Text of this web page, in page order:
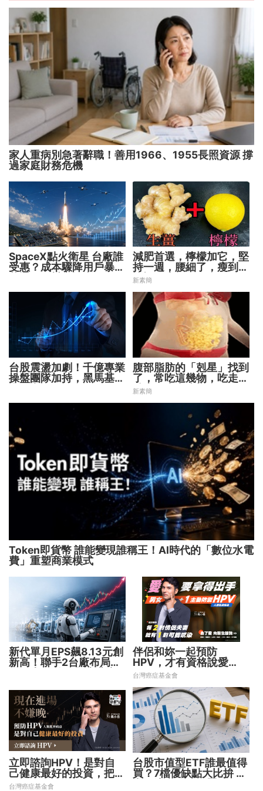
家人重病別急著辭職！善用1966、1955長照資源 撐
過家庭財務危機
SpaceX點火衛星 台廠誰
受惠？成本驟降用戶暴增
減肥首選，檸檬加它，堅
持一週，腰細了，瘦到你
懷疑人生
新素簡
台股震盪加劇！千億專業
操盤團隊加持，黑馬基金
腹部脂肪的「剋星」找到
了，常吃這幾物，吃走大
肚囊，瘦出小蠻腰
新素簡
Token即貨幣 誰能變現誰稱王！AI時代的「數位水電
費」重塑商業模式
新代單月EPS飆8.13元創
新高！聯手2台廠布局機
伴侶和妳一起預防
HPV，才有資格說愛
妳！
台灣癌症基金會
立即諮詢HPV！是對自
己健康最好的投資，把握
現在不嫌晚！
台灣癌症基金會
台股市值型ETF誰最值得
買？7檔優缺點大比拚 找